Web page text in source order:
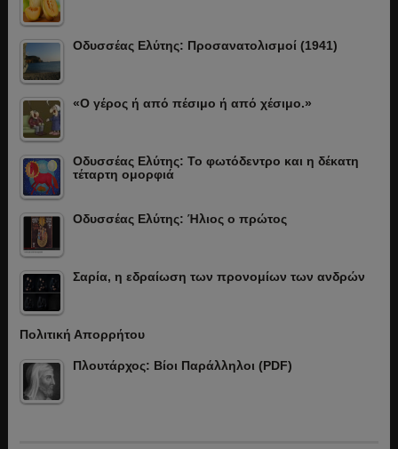
Οδυσσέας Ελύτης: Προσανατολισμοί (1941)
«Ο γέρος ή από πέσιμο ή από χέσιμο.»
Οδυσσέας Ελύτης: Το φωτόδεντρο και η δέκατη
τέταρτη ομορφιά
Οδυσσέας Ελύτης: Ήλιος ο πρώτος
Σαρία, η εδραίωση των προνομίων των ανδρών
Πολιτική Απορρήτου
Πλουτάρχος: Βίοι Παράλληλοι (PDF)